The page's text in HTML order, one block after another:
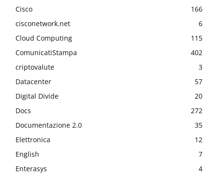
Cisco
166
cisconetwork.net
6
Cloud Computing
115
ComunicatiStampa
402
criptovalute
3
Datacenter
57
Digital Divide
20
Docs
272
Documentazione 2.0
35
Elettronica
12
English
7
Enterasys
4